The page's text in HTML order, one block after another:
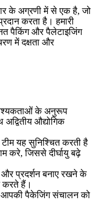
के अग्रणी में से एक है, जो
करता है। हमारी
पैकिंग और पैलेटाइजिंग
में दक्षता और
के अनुरूप
औद्योगिक
टीम यह सुनिश्चित करती है
करे, जिससे दीर्घायु बढ़े
और प्रदर्शन बनाए रखने के
करते हैं।
पैकेजिंग संचालन को